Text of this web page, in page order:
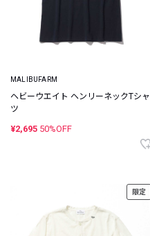
MALIBUFARM
ヘビーウエイト ヘンリーネックTシャ
ツ
¥2,695 50%OFF
限定